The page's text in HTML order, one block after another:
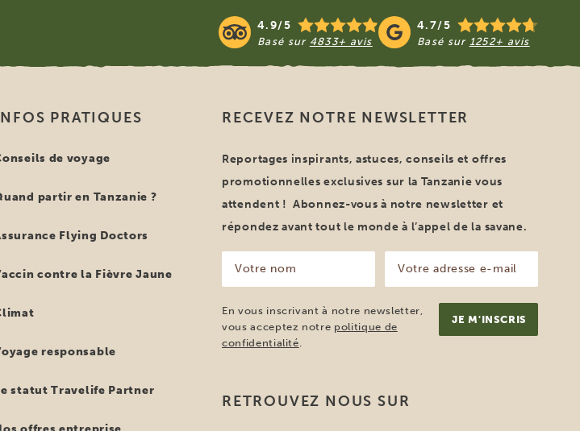
4.9/5
Basé sur 4833+ avis
4.7/5
Basé sur 1252+ avis
PRATIQUES
de voyage
partir en Tanzanie ?
Flying Doctors
contre la Fièvre Jaune
responsable
statut Travelife Partner
RECEVEZ NOTRE NEWSLETTER
Reportages inspirants, astuces, conseils et offres
promotionnelles exclusives sur la Tanzanie vous
attendent ! Abonnez-vous à notre newsletter et
répondez avant tout le monde à l’appel de la savane.
nom
(Nécessaire)
adresse
e-
mail
(Nécessaire)
En vous inscrivant à notre newsletter,
vous acceptez notre politique de
confidentialité.
RETROUVEZ NOUS SUR